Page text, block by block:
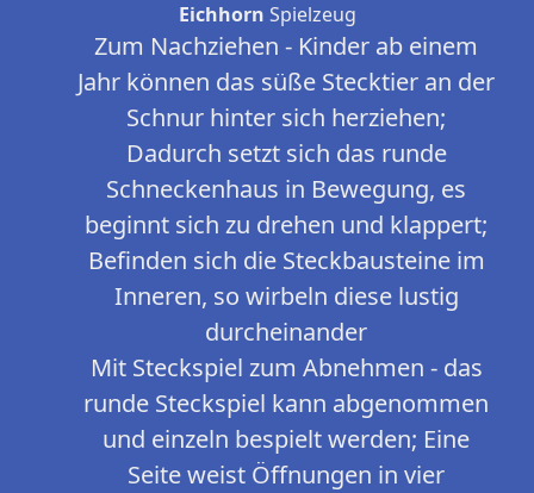
Eichhorn Spielzeug
Zum Nachziehen - Kinder ab einem
Jahr können das süße Stecktier an der
Schnur hinter sich herziehen;
Dadurch setzt sich das runde
Schneckenhaus in Bewegung, es
beginnt sich zu drehen und klappert;
Befinden sich die Steckbausteine im
Inneren, so wirbeln diese lustig
durcheinander
Mit Steckspiel zum Abnehmen - das
runde Steckspiel kann abgenommen
und einzeln bespielt werden; Eine
Seite weist Öffnungen in vier